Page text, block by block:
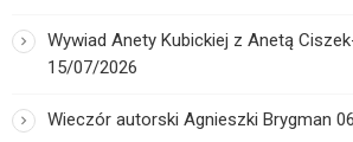
Wywiad Anety Kubickiej z Anetą
15/07/2026
Wieczór autorski Agnieszki Brygman